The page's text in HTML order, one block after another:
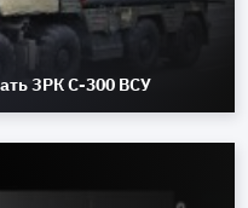
ЗРК С-300 ВСУ